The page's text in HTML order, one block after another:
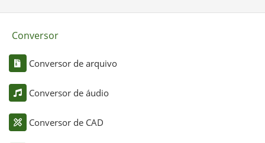
Conversor
Conversor de arquivo
Conversor de áudio
Conversor de CAD